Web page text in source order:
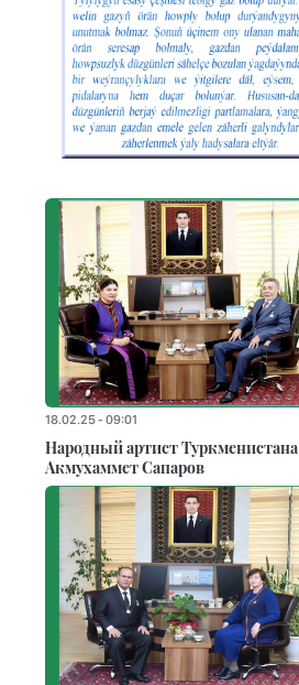
18.02.25 - 09:01
Народный артист Туркменистана
Акмухаммет Сапаров